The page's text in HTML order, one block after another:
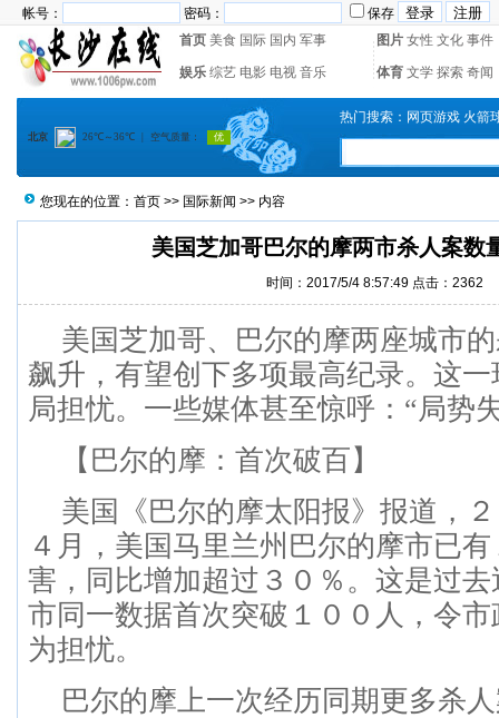
帐号： 密码：
保存
首页 美食 国际 国内 军事 图片 女性 文化 事件
娱乐 综艺 电影 电视 音乐 体育 文学 探索 奇闻
热门搜索： 网页游戏 火箭
您现在的位置： 首页 >> 国际新闻 >> 内容
美国芝加哥巴尔的摩两市杀人案数
时间：2017/5/4 8:57:49 点击： 2362
美国芝加哥、巴尔的摩两座城市
飙升，有望创下多项最高纪录。这
局担忧。一些媒体甚至惊呼：“局势
【巴尔的摩：首次破百】
美国《巴尔的摩太阳报》报道，
４月，美国马里兰州巴尔的摩市已
害，同比增加超过３０％。这是过
市同一数据首次突破１００人，令
为担忧。
巴尔的摩上一次经历同期更多杀